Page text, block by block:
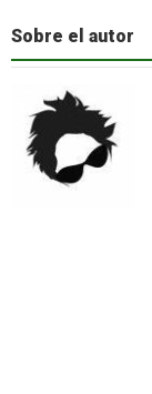
Sobre el autor